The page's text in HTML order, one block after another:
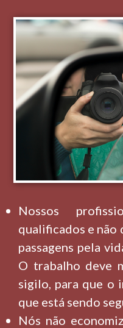
Nossos
qualificados e não
passagens pela
O trabalho deve
sigilo, para que o
que está sendo
Nós não